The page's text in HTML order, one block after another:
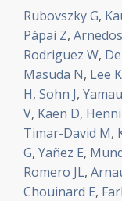
Rubovszky G,
Pápai Z,
Rodriguez W,
Masuda N, Lee
H, Sohn J,
V, Kaen D,
Timar-David M,
G, Yañez E,
Romero JL,
Chouinard E,